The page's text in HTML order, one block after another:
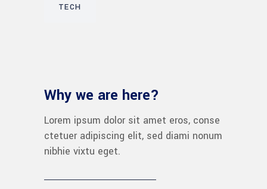
TECH
Why we are here?
Lorem ipsum dolor sit amet eros, conse
ctetuer adipiscing elit, sed diami nonum
nibhie vixtu eget.